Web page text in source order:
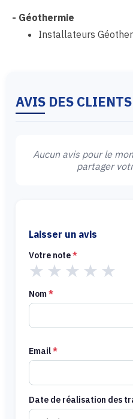
- Géothermie
Installateurs
AVIS DES CLIENTS
Aucun avis pour le
partager
Laisser un avis
Votre note*
★ ★ ★ ★ ★
Nom*
Email*
Date de réalisation des